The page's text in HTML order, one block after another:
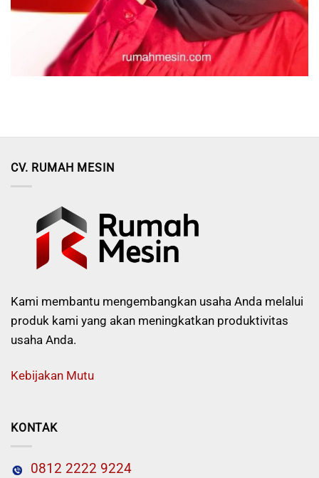
CV. RUMAH MESIN
Kami membantu mengembangkan usaha Anda melalui
produk kami yang akan meningkatkan produktivitas
usaha Anda.
Kebijakan Mutu
KONTAK
0812 2222 9224